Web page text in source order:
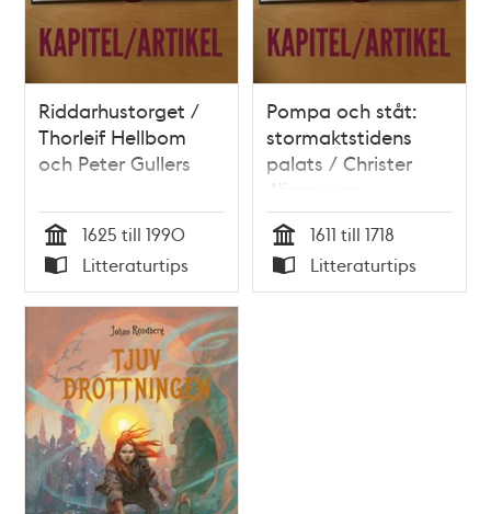
Riddarhustorget /
Thorleif Hellbom
och Peter Gullers
Tid
1625 till 1990
Typ
Litteraturtips
Pompa och ståt:
stormaktstidens
palats / Christer
Jörgensen
Tid
1611 till 1718
Typ
Litteraturtips